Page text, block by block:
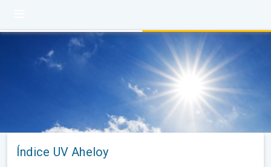
Índice UV Aheloy